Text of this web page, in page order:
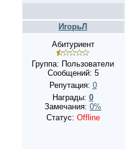
ИгорьЛ
Абитуриент
Группа: Пользователи
Сообщений: 5
Репутация: 0
Награды: 0
Замечания: 0%
Статус: Offline